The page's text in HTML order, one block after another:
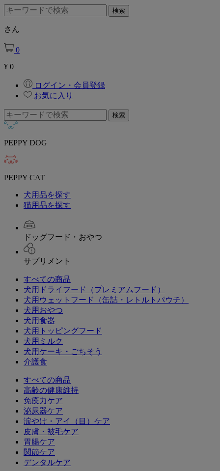
さん
0
¥ 0
ログイン・会員登録
お気に入り
PEPPY DOG
PEPPY CAT
犬用品を探す
猫用品を探す
ドッグフード・おやつ
サプリメント
すべての商品
犬用ドライフード（プレミアムフード）
犬用ウェットフード（缶詰・レトルトパウチ）
犬用おやつ
犬用食器
犬用トッピングフード
犬用ミルク
犬用ケーキ・ごちそう
介護食
すべての商品
高齢の健康維持
免疫力ケア
泌尿器ケア
涙やけ・アイ（目）ケア
皮膚・被毛ケア
胃腸ケア
関節ケア
デンタルケア